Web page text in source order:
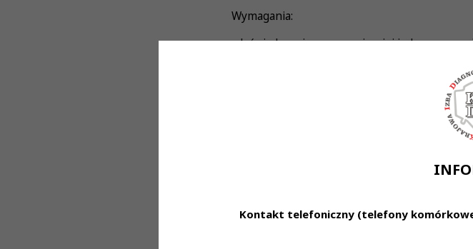
Kontakt telefoniczny (telefony
Wymagania:
· doświadczenie w przynajmniej jednym z
· rozwinięte umiejętności manualne w pracy
· zaangażowanie, dokładność i sumienność w
Oferujemy: